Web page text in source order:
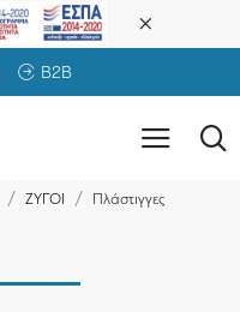
B2B
ΖΥΓΟΙ Πλάστιγγες